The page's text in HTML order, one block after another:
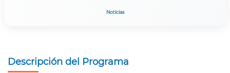
Noticias
Descripción del Programa